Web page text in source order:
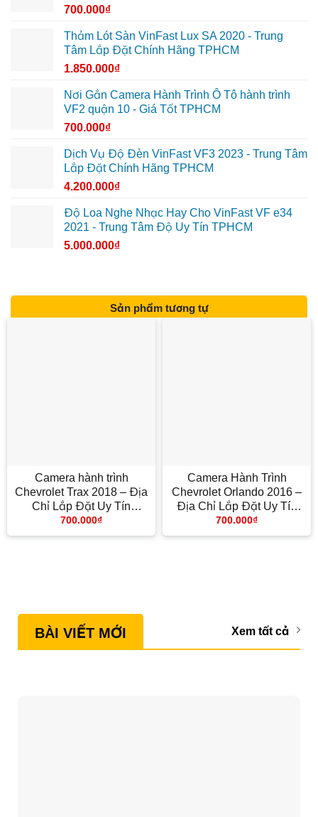
700.000₫
Thảm Lót Sàn VinFast Lux SA 2020 - Trung
Tâm Lắp Đặt Chính Hãng TPHCM
1.850.000₫
Nơi Gắn Camera Hành Trình Ô Tô hành trình
VF2 quận 10 - Giá Tốt TPHCM
700.000₫
Dịch Vụ Độ Đèn VinFast VF3 2023 - Trung Tâm
Lắp Đặt Chính Hãng TPHCM
4.200.000₫
Độ Loa Nghe Nhạc Hay Cho VinFast VF e34
2021 - Trung Tâm Độ Uy Tín TPHCM
5.000.000₫
Sản phẩm tương tự
Camera hành trình
Chevrolet Trax 2018 – Địa
Chỉ Lắp Đặt Uy Tín
TPHCM
700.000₫
Camera Hành Trình
Chevrolet Orlando 2016 –
Địa Chỉ Lắp Đặt Uy Tín
TPHCM
700.000₫
BÀI VIẾT MỚI Xem tất cả